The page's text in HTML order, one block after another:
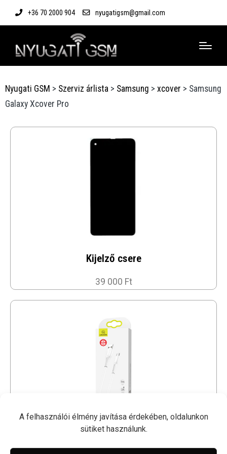
A felhasználói élmény javítása érdekében, oldalunkon
sütiket használunk.
+36 70 2000 904 nyugatigsm@gmail.com
Nyugati GSM > Szerviz árlista > Samsung > xcover > Samsung
Galaxy Xcover Pro
Kijelző csere
39 000 Ft
1M USB Kábel - USAMS